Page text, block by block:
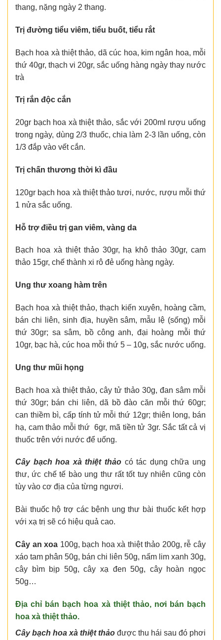
thang, nặng ngày 2 thang.
Trị đường tiểu viêm, tiểu buốt, tiểu rắt
Bạch hoa xà thiệt thảo, dã cúc hoa, kim ngân hoa, mỗi
thứ 40gr, thạch vi 20gr, sắc uống hàng ngày thay nước
trà
Trị rắn độc cắn
20gr bạch hoa xà thiệt thảo, sắc với 200ml rượu uống
trong ngày, dùng 2/3 thuốc, chia làm 2-3 lần uống, còn
1/3 đắp vào vết cắn.
Trị chấn thương thời kì đầu
120gr bạch hoa xà thiệt thảo tươi, nước, rượu mỗi thứ
1 nửa sắc uống.
Hỗ trợ điều trị gan viêm, vàng da
Bạch hoa xà thiệt thảo 30gr, hạ khô thảo 30gr, cam
thảo 15gr, chế thành xi rô đẻ uống hàng ngày.
Ung thư xoang hàm trên
Bạch hoa xà thiệt thảo, thạch kiến xuyên, hoàng cầm,
bán chi liên, sinh địa, huyền sâm, mẫu lệ (sống) mỗi
thứ 30gr; sa sâm, bồ công anh, đại hoàng mỗi thứ
10gr, bạc hà, cúc hoa mỗi thứ 5 – 10g, sắc nước uống.
Ung thư mũi họng
Bạch hoa xà thiệt thảo, cây tử thảo 30g, đan sâm mỗi
thứ 30gr; bán chi liên, dã bồ đào căn mỗi thứ 60gr;
can thiềm bì, cấp tính tử mỗi thứ 12gr; thiên long, bán
hạ, cam thảo mỗi thứ 6gr, mã tiền tử 3gr. Sắc tất cả vị
thuốc trên với nước để uống.
Cây bạch hoa xà thiệt thảo có tác dụng chữa ung
thư, ức chế tế bào ung thư rất tốt tuy nhiên cũng còn
tùy vào cơ địa của từng ngươi.
Bài thuốc hộ trợ các bệnh ung thư bài thuốc kết hợp
với xạ trị sẽ có hiệu quả cao.
Cây an xoa 100g, bạch hoa xà thiệt thảo 200g, rễ cây
xáo tam phân 50g, bán chi liên 50g, nấm lim xanh 30g,
cây bìm bịp 50g, cây xạ đen 50g, cây hoàn ngọc
50g…
Địa chỉ bán bạch hoa xà thiệt thảo, nơi bán bạch
hoa xà thiệt thảo.
Cây bạch hoa xà thiệt thảo được thu hái sau đó phơi